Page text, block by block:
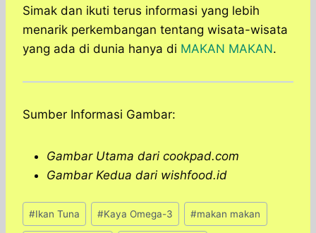
Simak dan ikuti terus informasi yang lebih
menarik perkembangan tentang wisata-wisata
yang ada di dunia hanya di MAKAN MAKAN.
Sumber Informasi Gambar:
Gambar Utama dari cookpad.com
Gambar Kedua dari wishfood.id
Post
Tags:
#Ikan Tuna #Kaya Omega-3 #makan makan